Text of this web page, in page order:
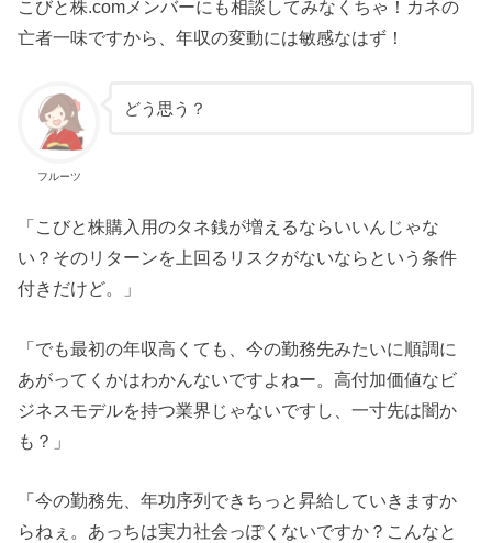
こびと株.comメンバーにも相談してみなくちゃ！カネの
亡者一味ですから、年収の変動には敏感なはず！
フルーツ
どう思う？
「こびと株購入用のタネ銭が増えるならいいんじゃな
い？そのリターンを上回るリスクがないならという条件
付きだけど。」
「でも最初の年収高くても、今の勤務先みたいに順調に
あがってくかはわかんないですよねー。高付加価値なビ
ジネスモデルを持つ業界じゃないですし、一寸先は闇か
も？」
「今の勤務先、年功序列できちっと昇給していきますか
らねぇ。あっちは実力社会っぽくないですか？こんなと